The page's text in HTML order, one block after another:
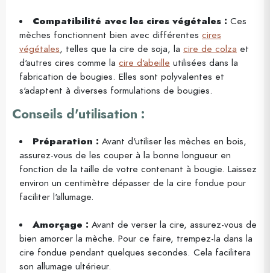
Compatibilité avec les cires végétales : Ces
mèches fonctionnent bien avec différentes cires
végétales, telles que la cire de soja, la cire de colza et
d'autres cires comme la cire d'abeille utilisées dans la
fabrication de bougies. Elles sont polyvalentes et
s'adaptent à diverses formulations de bougies.
Conseils d'utilisation :
Préparation : Avant d'utiliser les mèches en bois,
assurez-vous de les couper à la bonne longueur en
fonction de la taille de votre contenant à bougie. Laissez
environ un centimètre dépasser de la cire fondue pour
faciliter l'allumage.
Amorçage : Avant de verser la cire, assurez-vous de
bien amorcer la mèche. Pour ce faire, trempez-la dans la
cire fondue pendant quelques secondes. Cela facilitera
son allumage ultérieur.